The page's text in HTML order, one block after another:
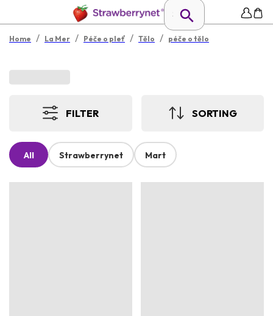
Home / La Mer / Péče o pleť / Tělo / péče o tělo
FILTER SORTING
All Strawberrynet Mart